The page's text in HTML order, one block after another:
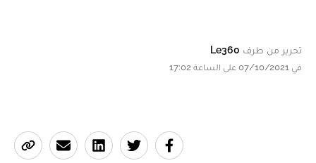
تحرير من طرف Le360
في 07/10/2021 على الساعة 17:02